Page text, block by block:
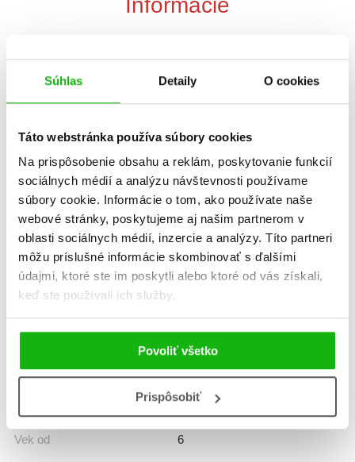
Súhlas Detaily O cookies
Táto webstránka používa súbory cookies
Na prispôsobenie obsahu a reklám, poskytovanie funkcií
sociálnych médií a analýzu návštevnosti používame
súbory cookie. Informácie o tom, ako používate naše
webové stránky, poskytujeme aj našim partnerom v
oblasti sociálnych médií, inzercie a analýzy. Títo partneri
môžu príslušné informácie skombinovať s ďalšími
údajmi, ktoré ste im poskytli alebo ktoré od vás získali,
keď ste používali ich služby.
Povoliť všetko
Prispôsobiť
Informácie
Žáner
ilustrované knihy
povesti, mýty, báje
Dátum vydania 1.5.2024
Formát 215x275 mm
Hmotnosť 0,64 kg
Jazyk slovenčina
Ilustrátor Tony Wolf
9788080888251
Vek od 6